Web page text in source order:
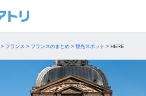
> フランス > フランスのまとめ > 観光スポット > HERE